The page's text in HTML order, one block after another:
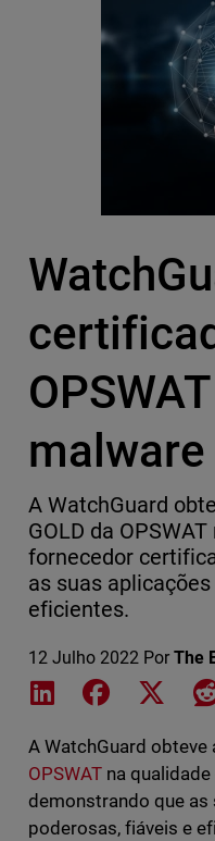
malware
A WatchGuard
GOLD da
fornecedor
as suas
eficientes.
12 Julho 2022 Por The
Share on LinkedIn
Share on
A WatchGuard
OPSWATna
demonstrando que as
poderosas, fiáveis e